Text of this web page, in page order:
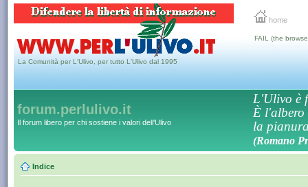
home
La Comunità per L'Ulivo, per tutto L'Ulivo dal 1995
FAIL (the
forum.perlulivo.it
Il forum libero per chi sostiene i valori dell'Ulivo
L'Ulivo è
È l'albero
la
(Romano
Indice